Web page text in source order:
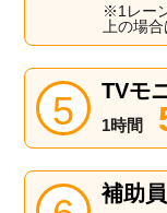
※1レー
上の場
TVモ
1時間
補助員